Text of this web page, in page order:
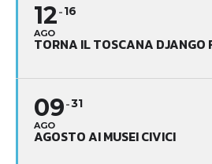
12
AGO
16
TORNA IL TOSCANA DJANGO
09
AGO
31
AGOSTO AI MUSEI CIVICI